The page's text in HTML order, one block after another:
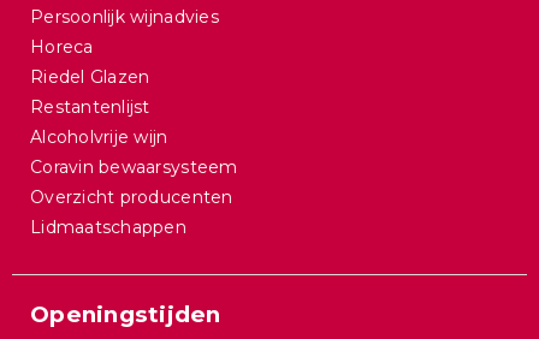
Persoonlijk wijnadvies
Horeca
Riedel Glazen
Restantenlijst
Alcoholvrije wijn
Coravin bewaarsysteem
Overzicht producenten
Lidmaatschappen
Openingstijden